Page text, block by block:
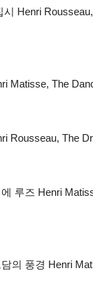
Henri
Matisse, The
Rousseau, The
루즈 Henri
의 풍경 Henri